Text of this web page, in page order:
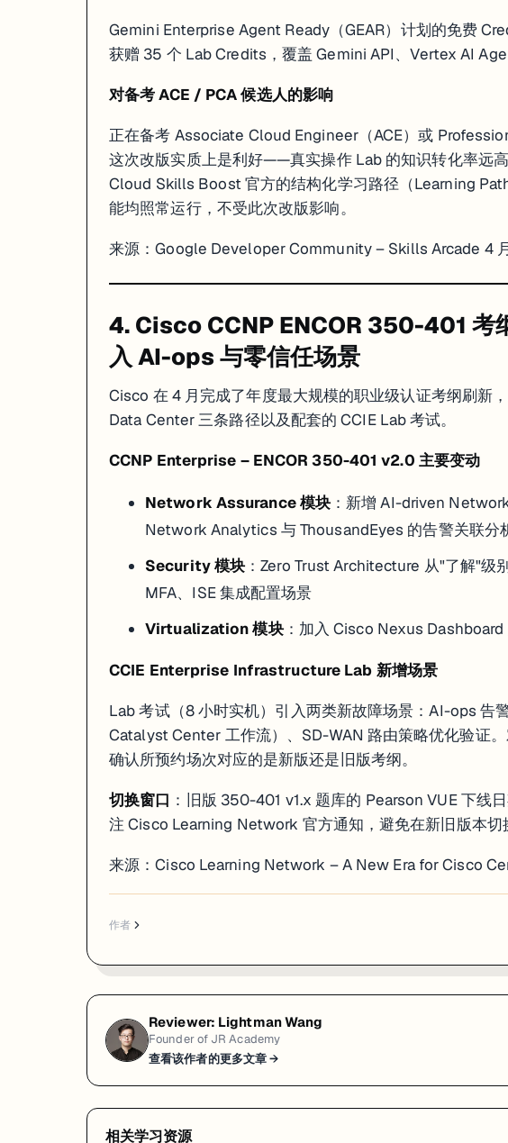
Gemini Enterprise Agent Ready（GEAR）计划的免费
获赠 35 个 Lab Credits，覆盖 Gemini API、Vertex AI
对备考 ACE / PCA 候选人的影响
正在备考 Associate Cloud Engineer（ACE）或
这次改版实质上是利好——真实操作 Lab 的知识转化率远
Cloud Skills Boost 官方的结构化学习路径（Learning
能均照常运行，不受此次改版影响。
来源：Google Developer Community – Skills Arcade 4
4. Cisco CCNP ENCOR 350-401 考
入 AI-ops 与零信任场景
Cisco 在 4 月完成了年度最大规模的职业级认证考纲刷新
Data Center 三条路径以及配套的 CCIE Lab 考试。
CCNP Enterprise – ENCOR 350-401 v2.0 主要变动
Network Assurance 模块 ：新增 AI-driven
Network Analytics 与 ThousandEyes 的告警关联分
Security 模块 ：Zero Trust Architecture 从"了解"
MFA、ISE 集成配置场景
Virtualization 模块：加入 Cisco Nexus Dashboard
CCIE Enterprise Infrastructure Lab 新增场景
Lab 考试（8 小时实机）引入两类新故障场景：AI-ops 告
Catalyst Center 工作流）、SD-WAN 路由策略优化验证
确认所预约场次对应的是新版还是旧版考纲。
切换窗口 ：旧版 350-401 v1.x 题库的 Pearson VUE 下线
注 Cisco Learning Network 官方通知，避免在新旧版本切
来源：Cisco Learning Network – A New Era for Cisco
作者
Reviewer: Lightman Wang
Founder of JR Academy
查看该作者的更多文章 →
相关学习资源